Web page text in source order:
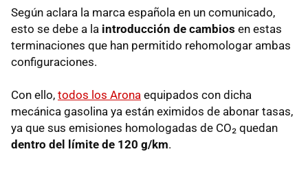
Según aclara la marca española en un comunicado,
esto se debe a la introducción de cambios en estas
terminaciones que han permitido rehomologar ambas
configuraciones.
Con ello, todos los Arona equipados con dicha
mecánica gasolina ya están eximidos de abonar tasas,
ya que sus emisiones homologadas de CO₂ quedan
dentro del límite de 120 g/km.